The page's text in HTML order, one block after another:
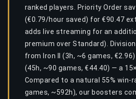
ranked players. Priority Order
(€0.79/hour saved) for €90.47
adds live streaming for an
premium over Standard).
from Iron II (3h, ~6 games, €2.96)
(45h, ~90 games, €44.40) — a
Compared to a natural 55% win-
games, ~592h), our boosters